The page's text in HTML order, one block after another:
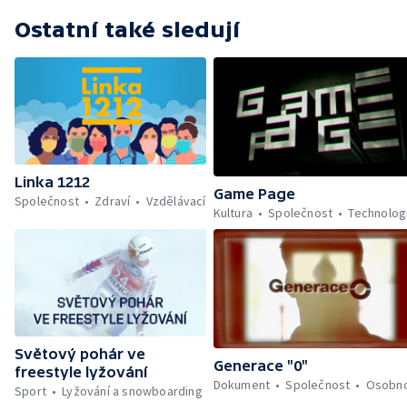
Ostatní také sledují
Linka 1212
Společnost
Zdraví Vzdělávací Game Page
Kultura
Společnost
Světový pohár ve
freestyle lyžování
Sport
Lyžování a snowboarding
Generace "0"
Dokument
Společnost